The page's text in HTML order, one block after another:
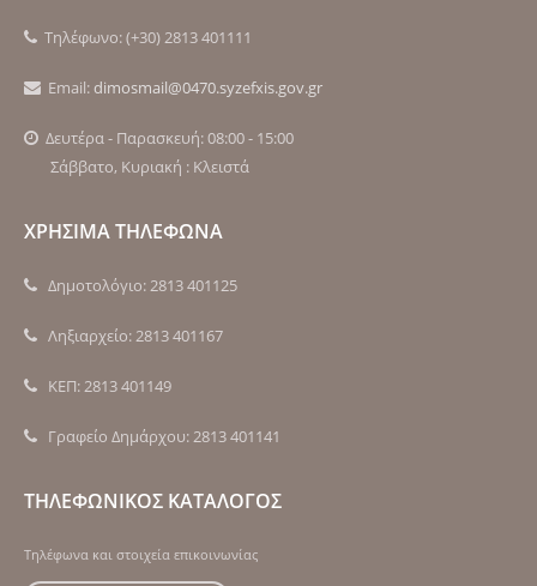
Τηλέφωνο: (+30) 2813 401111
Email:dimosmail@0470.syzefxis.gov.gr
Δευτέρα - Παρασκευή: 08:00 - 15:00
Σάββατο, Κυριακή : Κλειστά
ΧΡΗΣΙΜΑ ΤΗΛΕΦΩΝΑ
Δημοτολόγιο: 2813 401125
Ληξιαρχείο: 2813 401167
ΚΕΠ: 2813 401149
Γραφείο Δημάρχου: 2813 401141
ΤΗΛΕΦΩΝΙΚΟΣ ΚΑΤΑΛΟΓΟΣ
Τηλέφωνα και στοιχεία επικοινωνίας